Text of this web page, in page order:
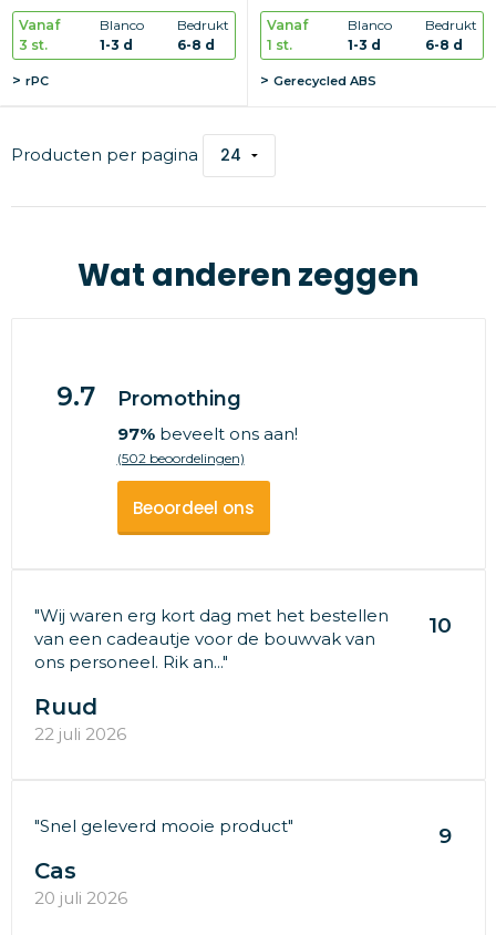
Vanaf
3 st.
Blanco
1-3 d
Bedrukt
6-8 d
rPC
Vanaf
1 st.
Blanco
1-3 d
Bedrukt
6-8 d
Gerecycled ABS
Producten per pagina
Wat anderen zeggen
9.7 Promothing
97%beveelt ons aan!
(502 beoordelingen)
Beoordeel ons
"Wij waren erg kort dag met het bestellen
van een cadeautje voor de bouwvak van
ons personeel. Rik an..."
10
Ruud
22 juli 2026
"Snel geleverd mooie product" 9
Cas
20 juli 2026